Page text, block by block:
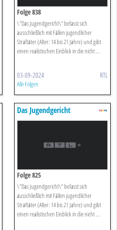
Folge 838
\"Das Jugendgericht\" befasst sich
ausschließlich mit Fällen jugendlicher
Straftäter (Alter: 14 bis 21 Jahre) und gibt
einen realistischen Einblick in die nicht ...
03-09-2024 RTL
Alle Folgen
Das Jugendgericht
Folge 825
\"Das Jugendgericht\" befasst sich
ausschließlich mit Fällen jugendlicher
Straftäter (Alter: 14 bis 21 Jahre) und gibt
einen realistischen Einblick in die nicht ...